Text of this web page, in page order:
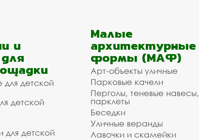
и
для детской
детской
для детской
Малые
архитектурные
формы (МАФ)
Арт-объекты уличные
Парковые качели
Перголы, теневые навесы,
парклеты
Беседки
Уличные веранды
Лавочки и скамейки